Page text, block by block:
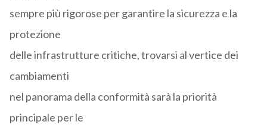
sempre più rigorose per garantire la sicurezza e la
protezione
delle infrastrutture critiche, trovarsi al vertice dei
cambiamenti
nel panorama della conformità sarà la priorità
principale per le